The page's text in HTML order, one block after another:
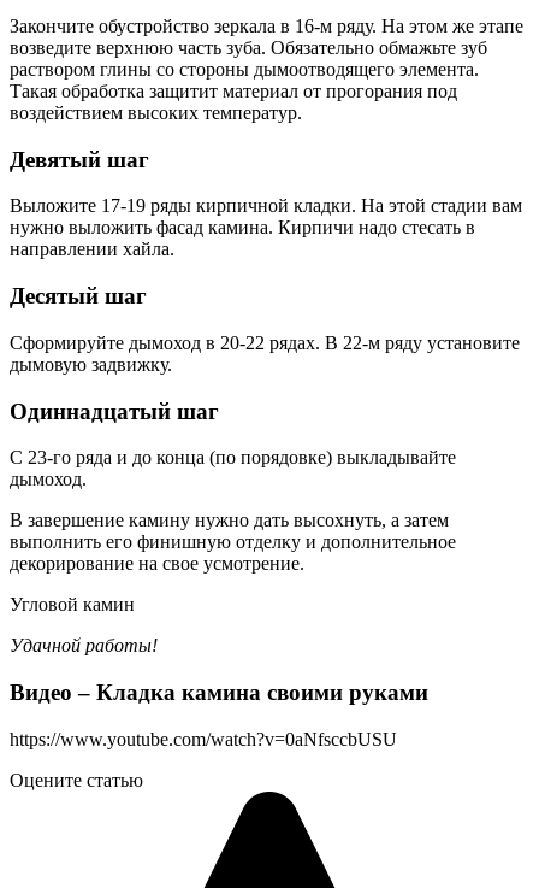
Закончите обустройство зеркала в 16-м ряду. На этом же этапе
возведите верхнюю часть зуба. Обязательно обмажьте зуб
раствором глины со стороны дымоотводящего элемента.
Такая обработка защитит материал от прогорания под
воздействием высоких температур.
Девятый шаг
Выложите 17-19 ряды кирпичной кладки. На этой стадии вам
нужно выложить фасад камина. Кирпичи надо стесать в
направлении хайла.
Десятый шаг
Сформируйте дымоход в 20-22 рядах. В 22-м ряду установите
дымовую задвижку.
Одиннадцатый шаг
С 23-го ряда и до конца (по порядовке) выкладывайте
дымоход.
В завершение камину нужно дать высохнуть, а затем
выполнить его финишную отделку и дополнительное
декорирование на свое усмотрение.
Угловой камин
Удачной работы!
Видео – Кладка камина своими руками
https://www.youtube.com/watch?v=0aNfsccbUSU
Оцените статью